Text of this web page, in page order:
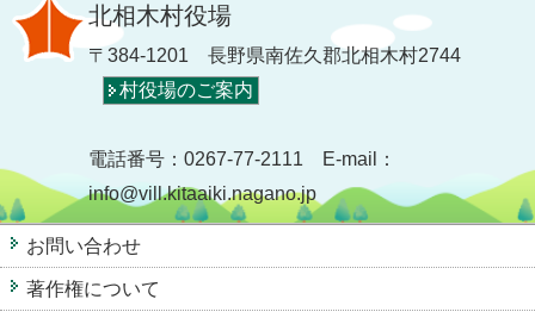
北相木村役場
〒384-1201 長野県南佐久郡北相木村2744
村役場のご案内
電話番号：0267-77-2111 E-mail：
info@vill.kitaaiki.nagano.jp
お問い合わせ
著作権について